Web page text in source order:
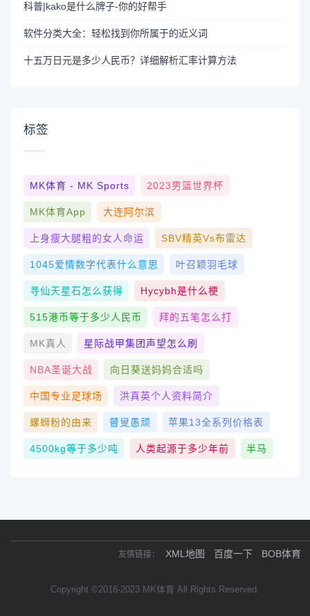
科普|kako是什么牌子-你的好帮手
软件分类大全：轻松找到你所属于的近义词
十五万日元是多少人民币？详细解析汇率计算方法
标签
MK体育 - MK Sports 2023男篮世界杯
MK体育App 大连阿尔滨
上身瘦大腿粗的女人命运 SBV精英vs布雷达
1045爱情数字代表什么意思 叶召颖羽毛球
寻仙天星石怎么获得 Hycybh是什么梗
515港币等于多少人民币 拜的五笔怎么打
MK真人 星际战甲集团声望怎么刷
NBA圣诞大战 向日葵送妈妈合适吗
中国专业足球场 洪真英个人资料简介
螺蛳粉的由来 瞽叟愚顽 苹果13全系列价格表
4500kg等于多少吨 人类起源于多少年前 半马
友情链接： XML地图 百度一下 BOB体育
Copyright ©2018-2023 MK体育 All Rights Reserved.